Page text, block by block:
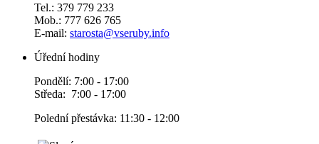
Tel.: 379 779 233
Mob.: 777 626 765
E-mail: starosta@vseruby.info
Úřední hodiny
Pondělí: 7:00 - 17:00
Středa: 7:00 - 17:00
Polední přestávka: 11:30 - 12:00